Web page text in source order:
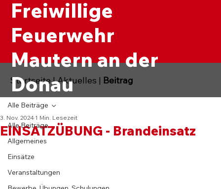
Freiwillige
Feuerwehr
Mautern an der
Donau
Alle Beiträge
Allgemeines
Einsätze
Veranstaltungen
Alle Beiträge
EINSATZÜBUNG - Brandeinsatz
3. Nov. 2024 1 Min. Lesezeit
Startseite|Aktuelles | Beitrag